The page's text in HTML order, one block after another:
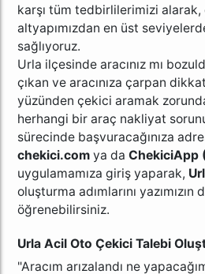
karşı tüm tedbirlilerimizi
altyapımızdan en üst
sağlıyoruz.
Urla ilçesinde aracınız mı
çıkan ve aracınıza çarpan
yüzünden çekici aramak
herhangi bir araç nakliyat
sürecinde başvuracağınıza
chekici.com ya daChekiciApp
uygulamamıza giriş yaparak,
oluşturma adımlarını yazımızın
öğrenebilirsiniz.
Urla Acil Oto Çekici Talebi
"Aracım arızalandı ne